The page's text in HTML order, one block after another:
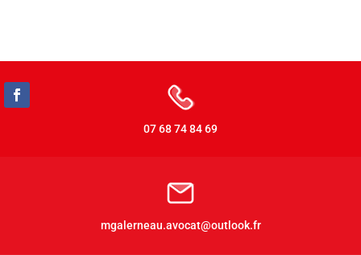
07 68 74 84 69
mgalerneau.avocat@outlook.fr